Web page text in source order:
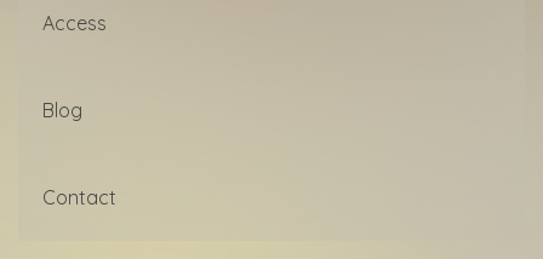
Access
Blog
Contact